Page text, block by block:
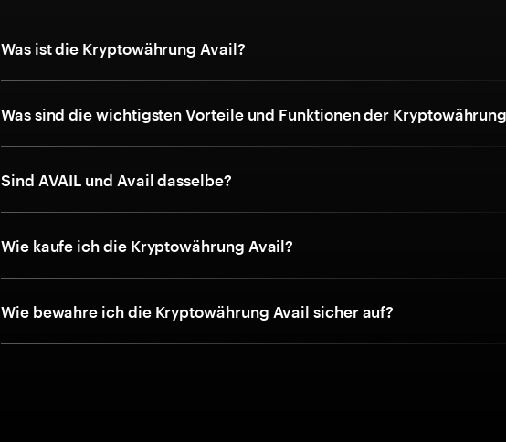
Was ist die Kryptowährung Avail?
Was sind die wichtigsten Vorteile und Funktionen der
Sind AVAIL und Avail dasselbe?
Wie kaufe ich die Kryptowährung Avail?
Wie bewahre ich die Kryptowährung Avail sicher auf?